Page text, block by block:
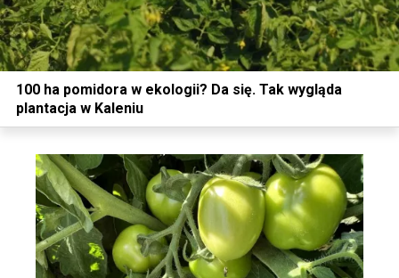
100 ha pomidora w ekologii? Da się. Tak wygląda
plantacja w Kaleniu